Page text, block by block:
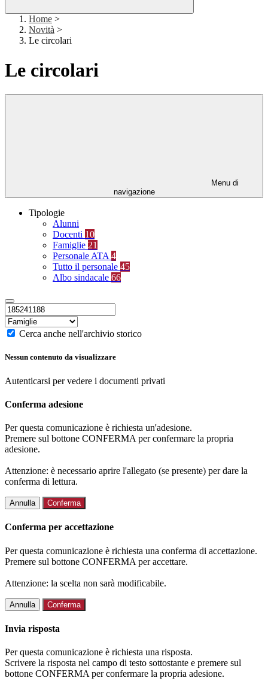
Home >
Novità >
Le circolari
Le circolari
Menu di
navigazione
Tipologie
Alunni
Docenti 10
Famiglie 21
Personale ATA 4
Tutto il personale 45
Albo sindacale 66
Cerca anche nell'archivio storico
Nessun contenuto da visualizzare
Autenticarsi per vedere i documenti privati
Conferma adesione
Per questa comunicazione è richiesta un'adesione.
Premere sul bottone CONFERMA per confermare la propria
adesione.
Attenzione: è necessario aprire l'allegato (se presente) per dare la
conferma di lettura.
Annulla Conferma
Conferma per accettazione
Per questa comunicazione è richiesta una conferma di accettazione.
Premere sul bottone CONFERMA per accettare.
Attenzione: la scelta non sarà modificabile.
Annulla Conferma
Invia risposta
Per questa comunicazione è richiesta una risposta.
Scrivere la risposta nel campo di testo sottostante e premere sul
bottone CONFERMA per confermare la propria adesione.